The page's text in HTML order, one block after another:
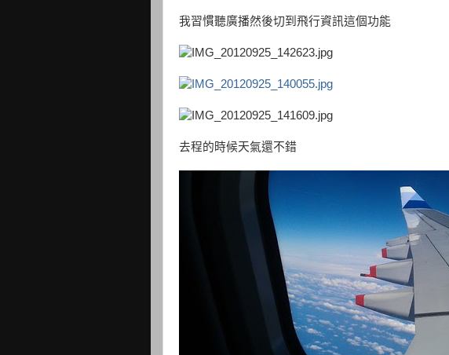
我習慣聽廣播然後切到飛行資訊這個功能
去程的時候天氣還不錯